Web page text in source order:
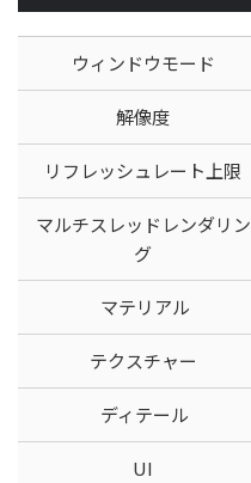
ウィンドウモード
解像度
リフレッシュレート上限
マルチスレッドレンダリン
グ
マテリアル
テクスチャー
ディテール
UI